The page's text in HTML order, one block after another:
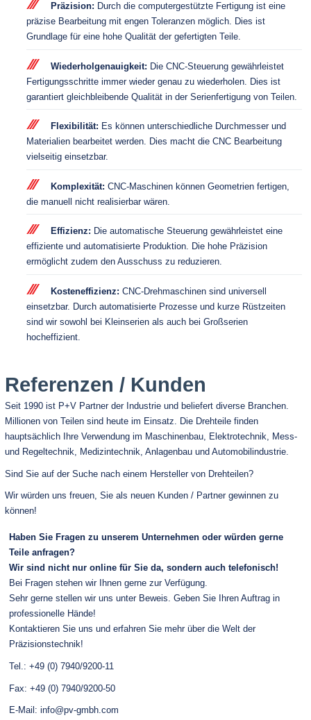
Präzision: Durch die computergestützte Fertigung ist eine
präzise Bearbeitung mit engen Toleranzen möglich. Dies ist
Grundlage für eine hohe Qualität der gefertigten Teile.
Wiederholgenauigkeit: Die CNC-Steuerung gewährleistet
Fertigungsschritte immer wieder genau zu wiederholen. Dies ist
garantiert gleichbleibende Qualität in der Serienfertigung von Teilen.
Flexibilität: Es können unterschiedliche Durchmesser und
Materialien bearbeitet werden. Dies macht die CNC Bearbeitung
vielseitig einsetzbar.
Komplexität: CNC-Maschinen können Geometrien fertigen,
die manuell nicht realisierbar wären.
Effizienz: Die automatische Steuerung gewährleistet eine
effiziente und automatisierte Produktion. Die hohe Präzision
ermöglicht zudem den Ausschuss zu reduzieren.
Kosteneffizienz: CNC-Drehmaschinen sind universell
einsetzbar. Durch automatisierte Prozesse und kurze Rüstzeiten
sind wir sowohl bei Kleinserien als auch bei Großserien
hocheffizient.
Referenzen / Kunden
Seit 1990 ist P+V Partner der Industrie und beliefert diverse Branchen.
Millionen von Teilen sind heute im Einsatz. Die Drehteile finden
hauptsächlich Ihre Verwendung im Maschinenbau, Elektrotechnik, Mess-
und Regeltechnik, Medizintechnik, Anlagenbau und Automobilindustrie.
Sind Sie auf der Suche nach einem Hersteller von Drehteilen?
Wir würden uns freuen, Sie als neuen Kunden / Partner gewinnen zu
können!
Haben Sie Fragen zu unserem Unternehmen oder würden gerne
Teile anfragen?
Wir sind nicht nur online für Sie da, sondern auch telefonisch!
Bei Fragen stehen wir Ihnen gerne zur Verfügung.
Sehr gerne stellen wir uns unter Beweis. Geben Sie Ihren Auftrag in
professionelle Hände!
Kontaktieren Sie uns und erfahren Sie mehr über die Welt der
Präzisionstechnik!
Tel.: +49 (0) 7940/9200-11
Fax: +49 (0) 7940/9200-50
E-Mail: info@pv-gmbh.com